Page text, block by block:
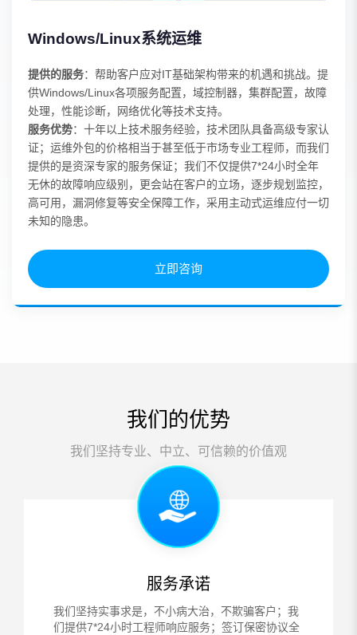
Windows/Linux系统运维
提供的服务：帮助客户应对IT基础架构带来的机遇和挑战。提
供Windows/Linux各项服务配置，域控制器，集群配置，故障
处理，性能诊断，网络优化等技术支持。
服务优势：十年以上技术服务经验，技术团队具备高级专家认
证；运维外包的价格相当于甚至低于市场专业工程师，而我们
提供的是资深专家的服务保证；我们不仅提供7*24小时全年
无休的故障响应级别，更会站在客户的立场，逐步规划监控，
高可用，漏洞修复等安全保障工作，采用主动式运维应付一切
未知的隐患。
立即咨询
我们的优势
我们坚持专业、中立、可信赖的价值观
服务承诺
我们坚持实事求是，不小病大治，不欺骗客户；我
们提供7*24小时工程师响应服务；签订保密协议全